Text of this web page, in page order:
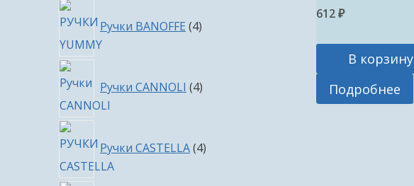
612₽
В корзину
Подробнее
Ручки BANOFFE 4товара
Ручки CANNOLI 4товара
Ручки CASTELLA 4товара